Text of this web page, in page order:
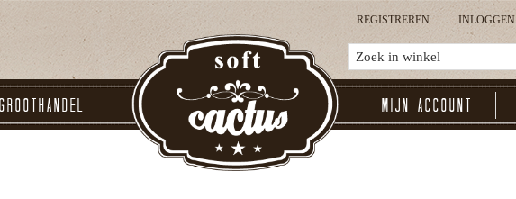
REGISTREREN INLOGGEN
Groothandel Mijn account